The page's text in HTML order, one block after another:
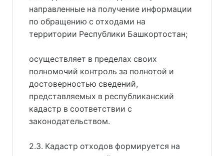
направленные на получение информации
по обращению с отходами на
территории Республики Башкортостан;
осуществляет в пределах своих
полномочий контроль за полнотой и
достоверностью сведений,
представляемых в республиканский
кадастр в соответствии с
законодательством.
2.3. Кадастр отходов формируется на